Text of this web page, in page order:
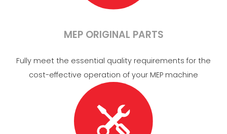
MEP ORIGINAL PARTS
Fully meet the essential quality requirements for the
cost-effective operation of your MEP machine